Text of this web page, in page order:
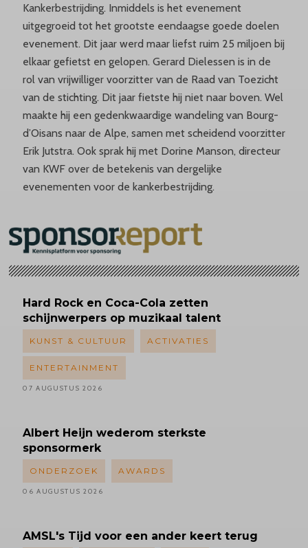
Kankerbestrijding. Inmiddels is het evenement
uitgegroeid tot het grootste eendaagse goede doelen
evenement. Dit jaar werd maar liefst ruim 25 miljoen bij
elkaar gefietst en gelopen. Gerard Dielessen is in de
rol van vrijwilliger voorzitter van de Raad van Toezicht
van de stichting. Dit jaar fietste hij niet naar boven. Wel
maakte hij een gedenkwaardige wandeling van Bourg-
d’Oisans naar de Alpe, samen met scheidend voorzitter
Erik Jutstra. Ook sprak hij met Dorine Manson, directeur
van KWF over de betekenis van dergelijke
evenementen voor de kankerbestrijding.
Hard Rock en Coca-Cola zetten
schijnwerpers op muzikaal talent
KUNST & CULTUUR ACTIVATIES
ENTERTAINMENT
07 AUGUSTUS 2026
Albert Heijn wederom sterkste
sponsormerk
ONDERZOEK AWARDS
06 AUGUSTUS 2026
AMSL's Tijd voor een ander keert terug